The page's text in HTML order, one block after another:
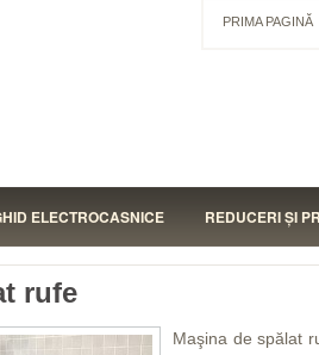
PRIMA PAGINĂ
ELECTROCASNICE REDUCERI ŞI
rufe
Maşina de spălat